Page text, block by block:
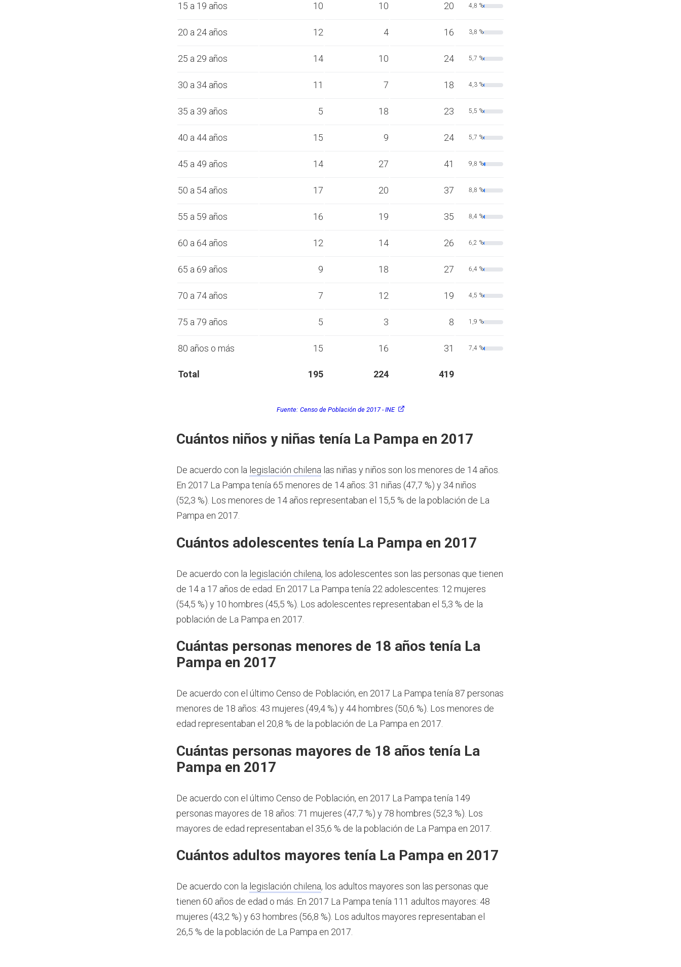
15 a 19 años 10 10 20 4,8 %
20 a 24 años 12 4 16 3,8 %
25 a 29 años 14 10 24 5,7 %
30 a 34 años 11 7 18 4,3 %
35 a 39 años 5 18 23 5,5 %
40 a 44 años 15 9 24 5,7 %
45 a 49 años 14 27 41 9,8 %
50 a 54 años 17 20 37 8,8 %
55 a 59 años 16 19 35 8,4 %
60 a 64 años 12 14 26 6,2 %
65 a 69 años 9 18 27 6,4 %
70 a 74 años 7 12 19 4,5 %
75 a 79 años 5 3 8 1,9 %
80 años o más 15 16 31 7,4 %
Total 195 224 419
Fuente: Censo de Población de 2017 - INE
Cuántos niños y niñas tenía La Pampa en 2017
De acuerdo con la legislación chilena las niñas y niños son los menores de 14 años.
En 2017 La Pampa tenía 65 menores de 14 años: 31 niñas (47,7 %) y 34 niños
(52,3 %). Los menores de 14 años representaban el 15,5 % de la población de La
Pampa en 2017.
Cuántos adolescentes tenía La Pampa en 2017
De acuerdo con la legislación chilena, los adolescentes son las personas que tienen
de 14 a 17 años de edad. En 2017 La Pampa tenía 22 adolescentes: 12 mujeres
(54,5 %) y 10 hombres (45,5 %). Los adolescentes representaban el 5,3 % de la
población de La Pampa en 2017.
Cuántas personas menores de 18 años tenía La
Pampa en 2017
De acuerdo con el último Censo de Población, en 2017 La Pampa tenía 87 personas
menores de 18 años: 43 mujeres (49,4 %) y 44 hombres (50,6 %). Los menores de
edad representaban el 20,8 % de la población de La Pampa en 2017.
Cuántas personas mayores de 18 años tenía La
Pampa en 2017
De acuerdo con el último Censo de Población, en 2017 La Pampa tenía 149
personas mayores de 18 años: 71 mujeres (47,7 %) y 78 hombres (52,3 %). Los
mayores de edad representaban el 35,6 % de la población de La Pampa en 2017.
Cuántos adultos mayores tenía La Pampa en 2017
De acuerdo con la legislación chilena, los adultos mayores son las personas que
tienen 60 años de edad o más. En 2017 La Pampa tenía 111 adultos mayores: 48
mujeres (43,2 %) y 63 hombres (56,8 %). Los adultos mayores representaban el
26,5 % de la población de La Pampa en 2017.